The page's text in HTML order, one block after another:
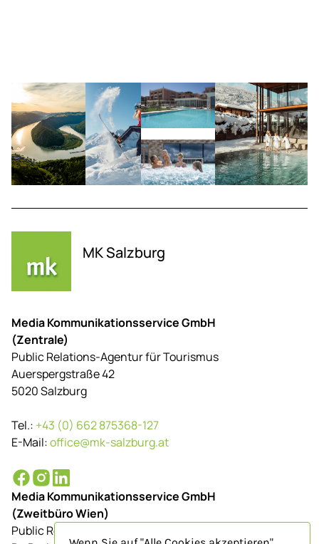
MK Salzburg
Media Kommunikationsservice GmbH
(Zentrale)
Public Relations-Agentur für Tourismus
Auerspergstraße 42
5020 Salzburg
Tel.: +43 (0) 662 875368-127
E-Mail:office@mk-salzburg.at
Media Kommunikationsservice GmbH
(Zweitbüro Wien)
Public Relations-Agentur für Tourismus